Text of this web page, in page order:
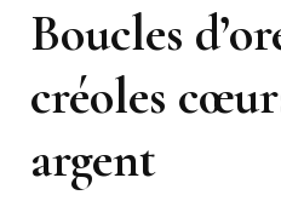
Boucles
créoles
argent